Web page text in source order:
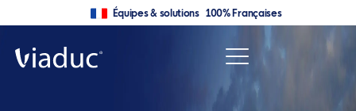
Équipes & solutions 100% Françaises